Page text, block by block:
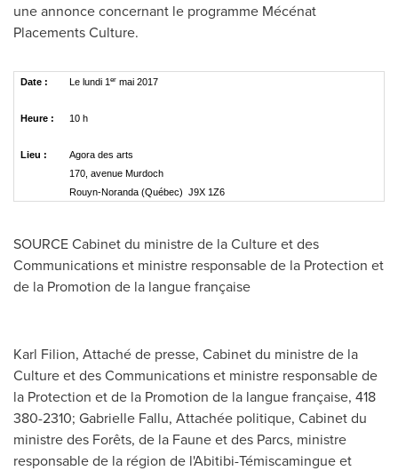
une annonce concernant le programme Mécénat
Placements Culture.
Date : Le lundi 1 er mai 2017
Heure : 10 h
Lieu :
Agora des arts
170, avenue Murdoch
Rouyn-Noranda (Québec) J9X 1Z6
SOURCE Cabinet du ministre de la Culture et des
Communications et ministre responsable de la Protection et
de la Promotion de la langue française
Karl Filion, Attaché de presse, Cabinet du ministre de la
Culture et des Communications et ministre responsable de
la Protection et de la Promotion de la langue française, 418
380-2310; Gabrielle Fallu, Attachée politique, Cabinet du
ministre des Forêts, de la Faune et des Parcs, ministre
responsable de la région de l'Abitibi-Témiscamingue et